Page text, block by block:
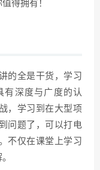
得拥有！
的全是干货，学习
有深度与广度的认
，学习到在大型项
问题了，可以打电
不仅在课堂上学习